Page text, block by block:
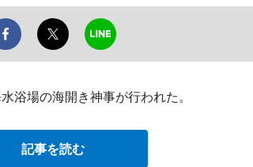
浴場の海開き神事が行われた。
記事を読む